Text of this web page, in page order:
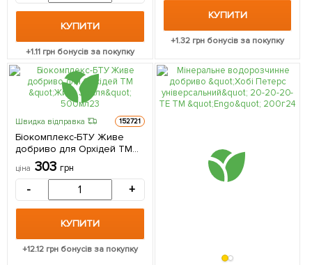
КУПИТИ
+1.11 грн бонусів за покупку
КУПИТИ
+1.32 грн бонусів за покупку
Швидка відправка 152721
Біокомплекс-БТУ Живе
добриво для Орхідей ТМ
"Жива Земля" 500мл
ціна 303 грн
- +
КУПИТИ
+12.12грн бонусів за покупку